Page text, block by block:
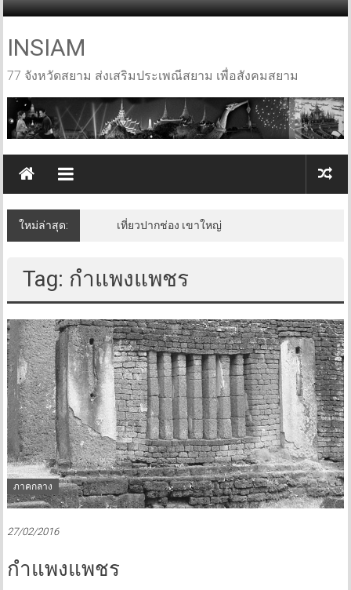
Skip
content
INSIAM
77 จังหวัดสยาม ส่งเสริมประเพณีสยาม เพื่อสังคมสยาม
ใหม่ล่าสุด: เที่ยวปากช่อง เขาใหญ่
Tag: กำแพงแพชร
ภาคกลาง
27/02/2016
กำแพงแพชร